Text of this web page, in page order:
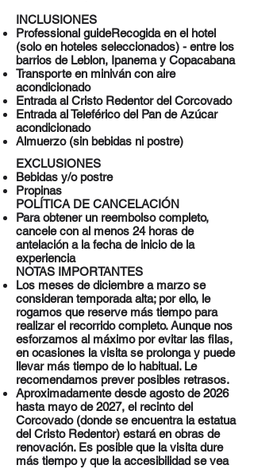
INCLUSIONES
Professional guideRecogida en el hotel
(solo en hoteles seleccionados) - entre los
barrios de Leblon, Ipanema y Copacabana
Transporte en miniván con aire
acondicionado
Entrada al Cristo Redentor del Corcovado
Entrada al Teleférico del Pan de Azúcar
acondicionado
Almuerzo (sin bebidas ni postre)
EXCLUSIONES
Bebidas y/o postre
Propinas
POLÍTICA DE CANCELACIÓN
Para obtener un reembolso completo,
cancele con al menos 24 horas de
antelación a la fecha de inicio de la
experiencia
NOTAS IMPORTANTES
Los meses de diciembre a marzo se
consideran temporada alta; por ello, le
rogamos que reserve más tiempo para
realizar el recorrido completo. Aunque nos
esforzamos al máximo por evitar las filas,
en ocasiones la visita se prolonga y puede
llevar más tiempo de lo habitual. Le
recomendamos prever posibles retrasos.
Aproximadamente desde agosto de 2026
hasta mayo de 2027, el recinto del
Corcovado (donde se encuentra la estatua
del Cristo Redentor) estará en obras de
renovación. Es posible que la visita dure
más tiempo y que la accesibilidad se vea